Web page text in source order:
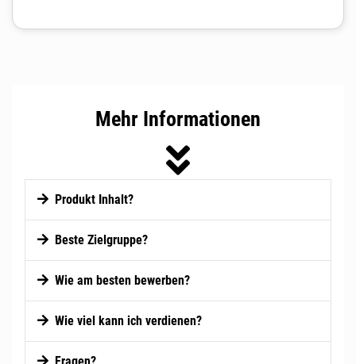
Mehr Informationen
Produkt Inhalt?
Beste Zielgruppe?
Wie am besten bewerben?
Wie viel kann ich verdienen?